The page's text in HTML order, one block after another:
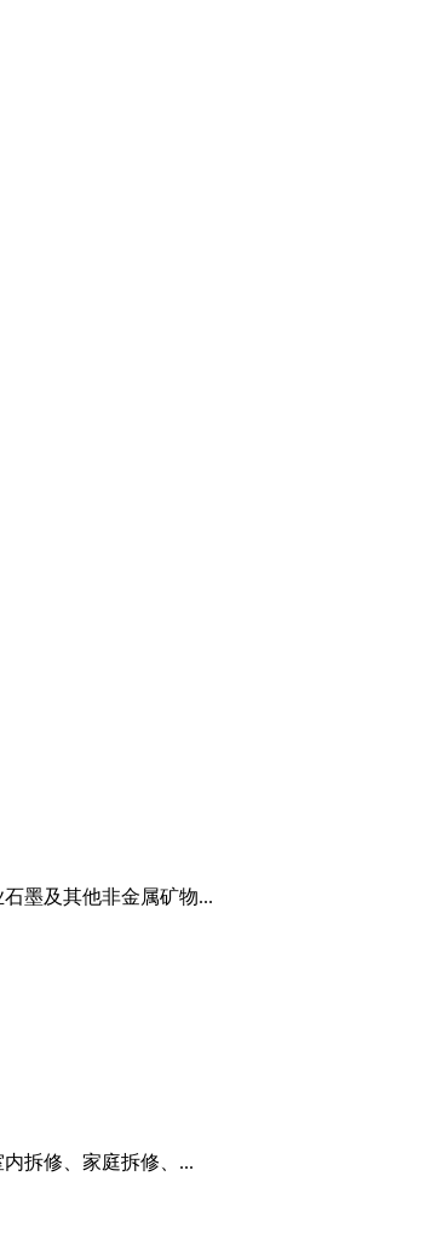
墨及其他非金属矿物...
拆修、家庭拆修、...